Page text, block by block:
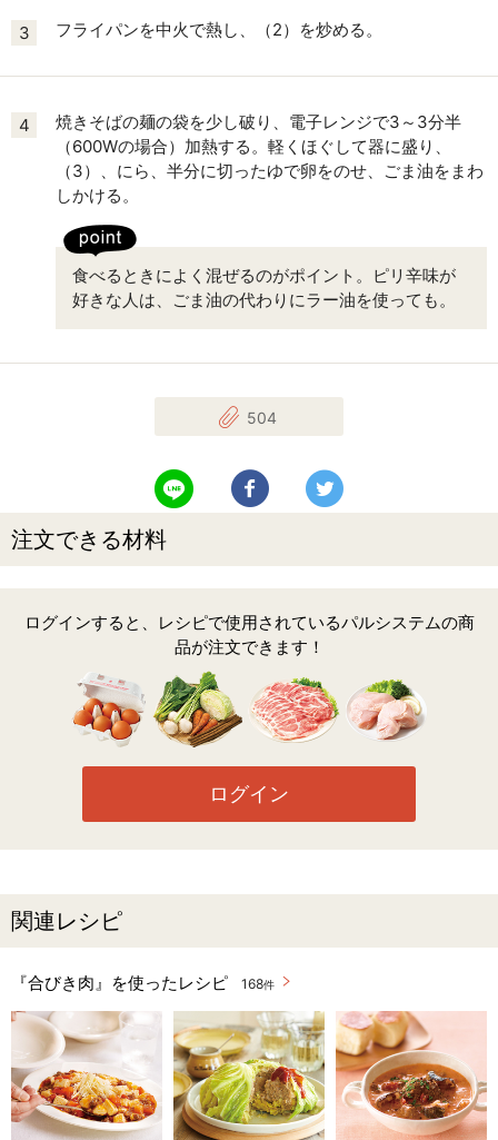
3 フライパンを中火で熱し、（2）を炒める。
4
焼きそばの麺の袋を少し破り、電子レンジで3～3分半
（600Wの場合）加熱する。軽くほぐして器に盛り、
（3）、にら、半分に切ったゆで卵をのせ、ごま油をまわ
しかける。
食べるときによく混ぜるのがポイント。ピリ辛味が
好きな人は、ごま油の代わりにラー油を使っても。
504
LINEで送る Facebookでシェアする
注文できる材料
ログインすると、レシピで使用されているパルシステムの商
品が注文できます！
ログイン
関連レシピ
『合びき肉』を使ったレシピ 168件